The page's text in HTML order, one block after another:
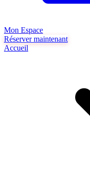
Mon Espace
Réserver maintenant
Accueil